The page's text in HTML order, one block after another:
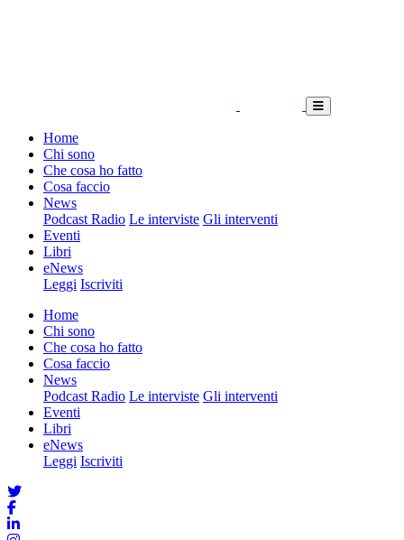
Home
Chi sono
Che cosa ho fatto
Cosa faccio
News
Podcast Radio Le interviste Gli interventi
Eventi
Libri
eNews
Leggi Iscriviti
Home
Chi sono
Che cosa ho fatto
Cosa faccio
News
Podcast Radio Le interviste Gli interventi
Eventi
Libri
eNews
Leggi Iscriviti